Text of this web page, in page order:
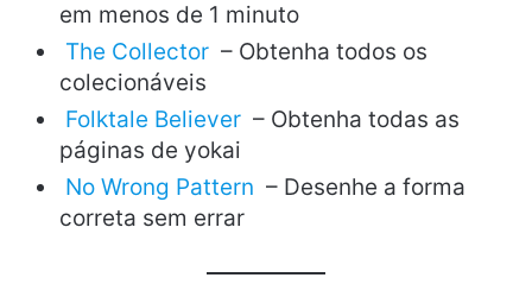
em menos de 1 minuto
The Collector – Obtenha todos os
colecionáveis
Folktale Believer – Obtenha todas as
páginas de yokai
No Wrong Pattern – Desenhe a forma
correta sem errar